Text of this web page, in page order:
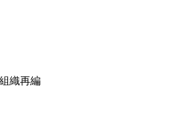
ので、わからないことはすぐ聞ける
様から頼られる存在、後輩の手本
さ”があります。
に対しても、アットホームで明るい
配っており、デュアルモニターを全
、業務効率化とペーパーレス化を
るので効率よくストレスフリーに業
長をバックアップします】
織再編